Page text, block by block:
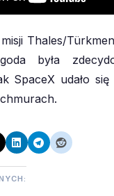
Thales/
była
SpaceX udało